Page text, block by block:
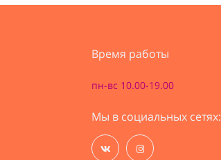
Время работы
пн-вс 10.00-19.00
Мы в социальных сетях: